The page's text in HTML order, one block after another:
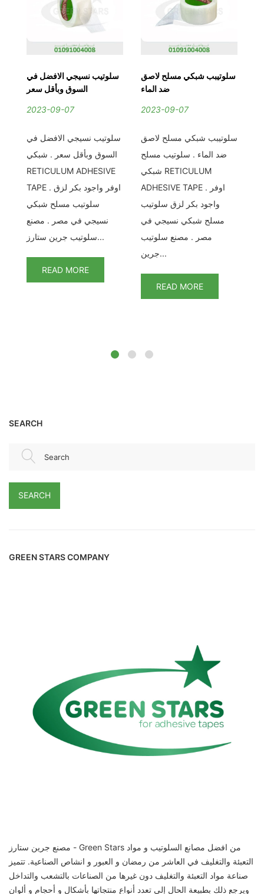
سلوتيب نسيجي الافضل في
السوق وبأقل سعر
2023-09-07
سلوتيب نسيجي الافضل في
السوق وبأقل سعر . شبكي
RETICULUM ADHESIVE
TAPE . اوفر واجود بكر لزق
سلوتيب مسلح شبكي
نسيجي في مصر . مصنع
سلوتيب جرين ستارز...
READ MORE
سلوتيبب شبكي مسلح لاصق
ضد الماء
2023-09-07
سلوتيبب شبكي مسلح لاصق
ضد الماء . سلوتيب مسلح
شبكي RETICULUM
ADHESIVE TAPE . اوفر
واجود بكر لزق سلوتيب
مسلح شبكي نسيجي في
مصر . مصنع سلوتيب
جرين...
READ MORE
SEARCH
Search
SEARCH
GREEN STARS COMPANY
مصنع جرين ستارز - Green Stars من افضل مصانع السلوتيب و مواد
التعبئة والتغليف في العاشر من رمضان و العبور و انشاص الصناعية. تتميز
صناعة مواد التعبئة والتغليف دون غيرها من الصناعات بالتشعب والتداخل
ويرجع ذلك بطبيعة الحال إلي تعدد أنواع منتجاتها بأشكال و أحجام و ألوان